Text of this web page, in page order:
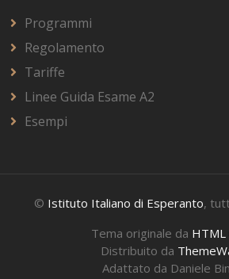
Programmi
Regolamento
Tariffe
Linee Guida Esame A2
Esempi
© Istituto Italiano di Esperanto,
Tema originale da HTML
Distribuito da
Adattato da Daniele